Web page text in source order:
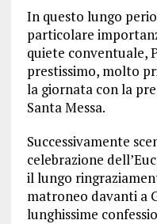
In questo lungo
particolare
quiete conventuale,
prestissimo, molto
la giornata con la
Santa Messa.
Successivamente
celebrazione
il lungo
matroneo davanti a
lunghissime